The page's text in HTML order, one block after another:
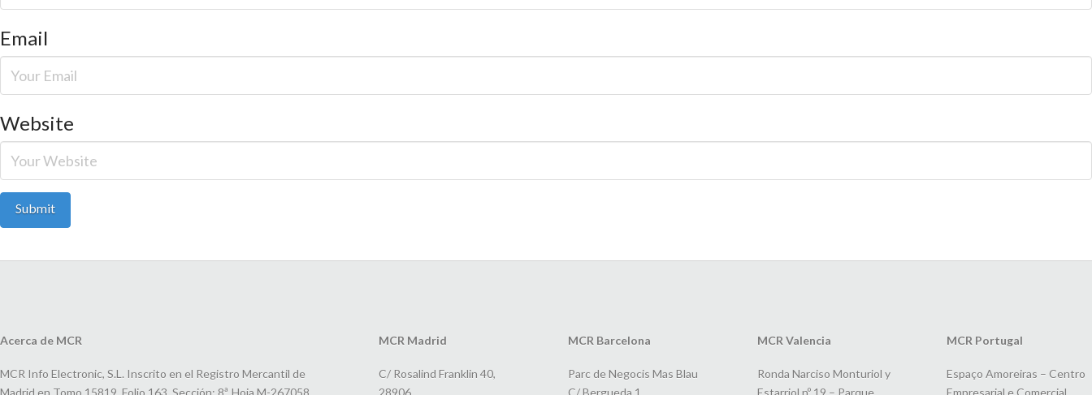
Email
Website
Acerca de MCR
MCR Info Electronic, S.L. Inscrito en el Registro Mercantil de
MCR Madrid
C/ Rosalind Franklin 40,
MCR Barcelona
Parc de Negocis Mas Blau
MCR Valencia
Ronda Narciso Monturiol y
MCR Portugal
Espaço Amoreiras – Centro